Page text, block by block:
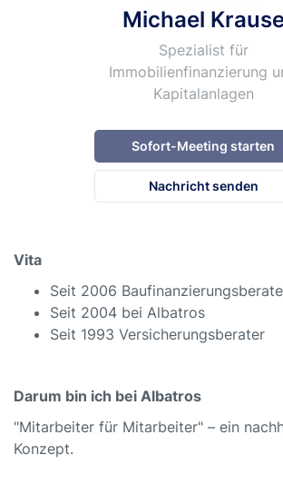
Michael
Spezialist für
Immobilienfinanzierung
Kapitalanlagen
Sofort-Meeting starten
Nachricht senden
Vita
Seit 2006
Seit 2004 bei Albatros
Seit 1993 Versicherungsberater
Darum bin ich bei Albatros
"Mitarbeiter für Mitarbeiter" – ein
Konzept.